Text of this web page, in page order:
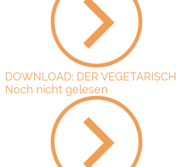
DOWNLOAD: DER
Noch nicht gelesen